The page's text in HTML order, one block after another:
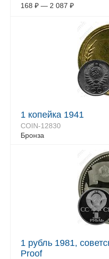
168 ₽ — 2 087 ₽
1 копейка 1941
COIN-12830
Бронза
1 рубль 1981,
Proof